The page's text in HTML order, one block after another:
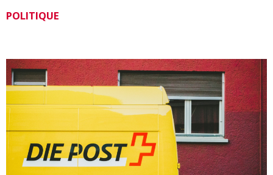
POLITIQUE